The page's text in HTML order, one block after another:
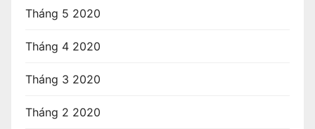
Tháng 5 2020
Tháng 4 2020
Tháng 3 2020
Tháng 2 2020